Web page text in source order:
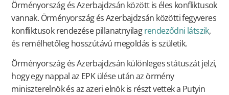
Örményország és Azerbajdzsán között is éles konfliktusok
vannak. Örményország és Azerbajdzsán közötti fegyveres
konfliktusok rendezése pillanatnyilagrendeződni látszik,
és remélhetőleg hosszútávú megoldás is születik.
Örményország és Azerbajdzsán különleges státuszát jelzi,
hogy egy nappal az EPK ülése után az örmény
miniszterelnök és az azeri elnök is részt vettek a Putyin